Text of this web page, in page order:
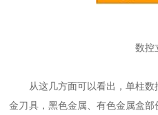
数控
从这几方面可以看出，单柱数
金刀具，黑色金属、有色金属盒